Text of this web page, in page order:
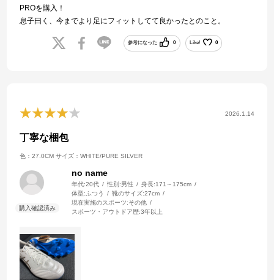
PROを購入！
息子曰く、今までより足にフィットしてて良かったとのこと。
参考になった 0 Like! 0
2026.1.14
丁寧な梱包
色：27.0CM サイズ：WHITE/PURE SILVER
no name
年代:20代 性別:男性 身長:171～175cm
体型: ふつう 靴のサイズ:27cm
現在実施のスポーツ:その他
スポーツ・アウトドア歴:3年以上